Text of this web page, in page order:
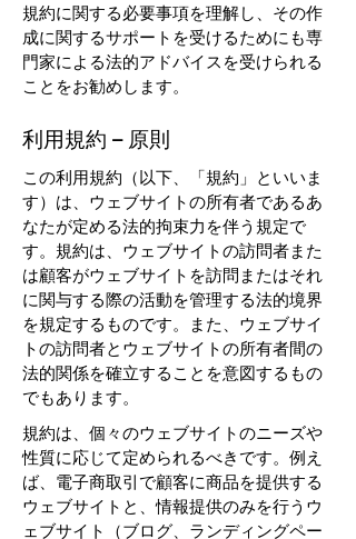
規約に関する必要事項を理解し、その作
成に関するサポートを受けるためにも専
門家による法的アドバイスを受けられる
ことをお勧めします。
利用規約 – 原則
この利用規約（以下、「規約」といいま
す）は、ウェブサイトの所有者であるあ
なたが定める法的拘束力を伴う規定で
す。規約は、ウェブサイトの訪問者また
は顧客がウェブサイトを訪問またはそれ
に関与する際の活動を管理する法的境界
を規定するものです。また、ウェブサイ
トの訪問者とウェブサイトの所有者間の
法的関係を確立することを意図するもの
でもあります。
規約は、個々のウェブサイトのニーズや
性質に応じて定められるべきです。例え
ば、電子商取引で顧客に商品を提供する
ウェブサイトと、情報提供のみを行うウ
ェブサイト（ブログ、ランディングペー